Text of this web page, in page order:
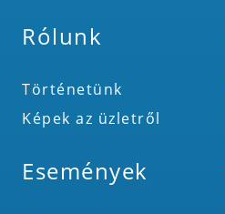
Rólunk
Történetünk
Képek az üzletről
Események